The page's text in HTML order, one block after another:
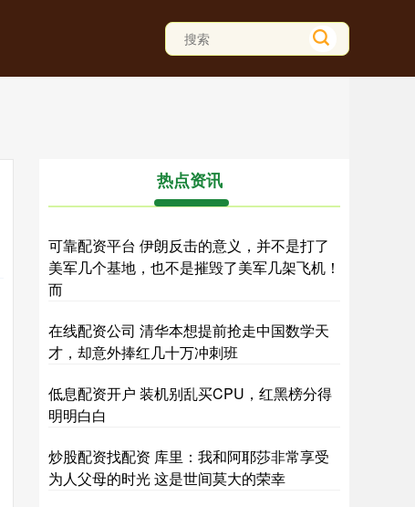
热点资讯
可靠配资平台 伊朗反击的意义，并不是打了
美军几个基地，也不是摧毁了美军几架飞机！
而
在线配资公司 清华本想提前抢走中国数学天
才，却意外捧红几十万冲刺班
低息配资开户 装机别乱买CPU，红黑榜分得
明明白白
炒股配资找配资 库里：我和阿耶莎非常享受
为人父母的时光 这是世间莫大的荣幸